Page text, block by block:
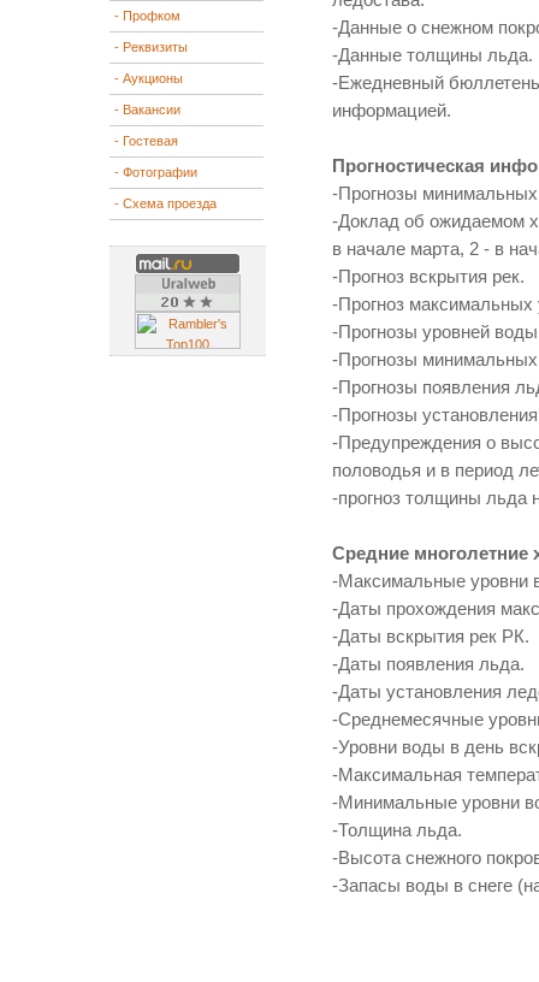
- Профком
- Реквизиты
- Аукционы
- Вакансии
- Гостевая
- Фотографии
- Схема проезда
-Данные о снежном
-Данные толщины льда.
-Ежедневный бюллетень
информацией.
Прогностическая
-Прогнозы
-Доклад об ожидаемом
в начале марта, 2 - в
-Прогноз вскрытия рек.
-Прогноз максимальных
-Прогнозы уровней
-Прогнозы
-Прогнозы появления
-Прогнозы
-Предупреждения о
половодья и в период
-прогноз толщины льда
Средние многолетние
-Максимальные уровни
-Даты прохождения
-Даты вскрытия рек РК.
-Даты появления льда.
-Даты установления
-Среднемесячные
-Уровни воды в день
-Максимальная
-Минимальные уровни
-Толщина льда.
-Высота снежного
-Запасы воды в снеге